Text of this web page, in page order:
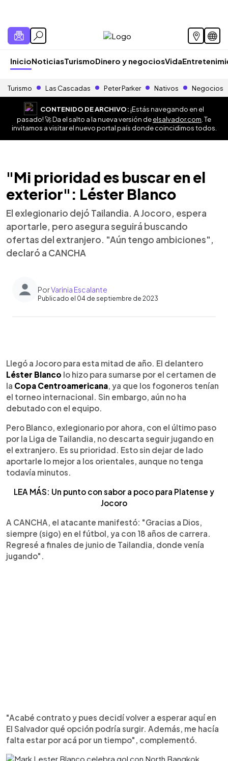
InicioNoticiasTurismoDinero y negociosVida
Turismo Las Cascadas Peter Parker Nativos Negocios
CONTENIDO DE ARCHIVO:¡Estás navegando en el
pasado! 🚀 Da el salto a la nueva versión deelsalvador.com . Te
invitamos a visitar el nuevo portal país donde coincidimos todos.
"Mi prioridad es buscar en el
exterior": Léster Blanco
El exlegionario dejó Tailandia. A Jocoro, espera
aportarle, pero asegura seguirá buscando
ofertas del extranjero. "Aún tengo ambiciones",
declaró a CANCHA
PorVarinia Escalante
Publicado el 04 de septiembre de 2023
► Escuchar artículo
Llegó a Jocoro para esta mitad de año. El delantero
Léster Blanco lo hizo para sumarse por el certamen de
la Copa Centroamericana, ya que los fogoneros tenían
el torneo internacional. Sin embargo, aún no ha
debutado con el equipo.
Pero Blanco, exlegionario por ahora, con el último paso
por la Liga de Tailandia, no descarta seguir jugando en
el extranjero. Es su prioridad. Esto sin dejar de lado
aportarle lo mejor a los orientales, aunque no tenga
todavía minutos.
LEA MÁS: Un punto con sabor a poco para Platense y
Jocoro
A CANCHA, el atacante manifestó: "Gracias a Dios,
siempre (sigo) en el fútbol, ya con 18 años de carrera.
Regresé a finales de junio de Tailandia, donde venía
jugando".
"Acabé contrato y pues decidí volver a esperar aquí en
El Salvador qué opción podría surgir. Además, me hacía
falta estar por acá por un tiempo", complementó.